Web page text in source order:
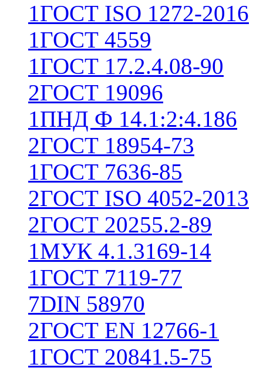
1ГОСТ ISO 1272-2016
1ГОСТ 4559
1ГОСТ 17.2.4.08-90
2ГОСТ 19096
1ПНД Ф 14.1:2:4.186
2ГОСТ 18954-73
1ГОСТ 7636-85
2ГОСТ ISO 4052-2013
2ГОСТ 20255.2-89
1МУК 4.1.3169-14
1ГОСТ 7119-77
7DIN 58970
2ГОСТ EN 12766-1
1ГОСТ 20841.5-75